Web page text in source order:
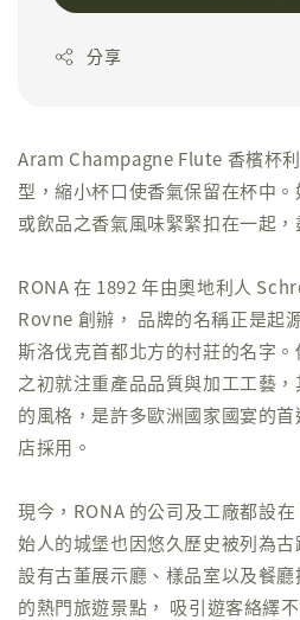
分享
Aram Champagne Flute 香檳杯
型，縮小杯口使香氣保留在杯中
或飲品之香氣風味緊緊扣在一起，
RONA 在 1892 年由奧地利人
Rovne 創辦， 品牌的名稱正是起
斯洛伐克首都北方的村莊的名字
之初就注重產品品質與加工工藝
的風格，是許多歐洲國家國宴的
店採用。
現今，RONA 的公司及工廠都設
始人的城堡也因悠久歷史被列為
設有古董展示廳、樣品室以及餐
的熱門旅遊景點， 吸引遊客絡繹